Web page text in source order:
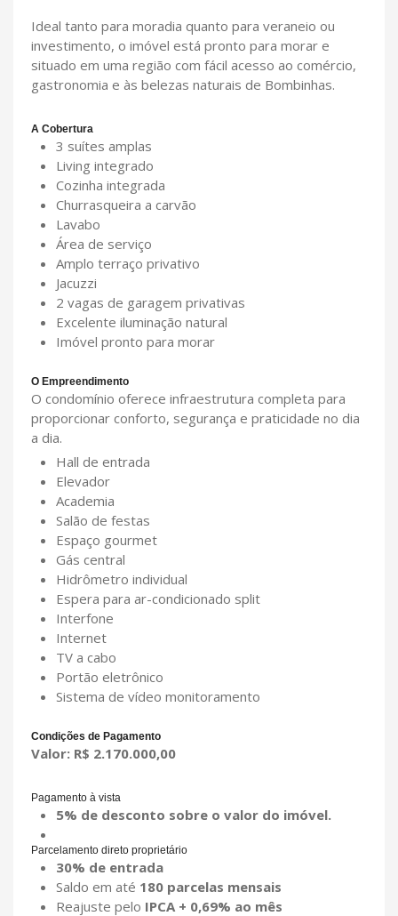
Ideal tanto para moradia quanto para veraneio ou
investimento, o imóvel está pronto para morar e
situado em uma região com fácil acesso ao comércio,
gastronomia e às belezas naturais de Bombinhas.
A Cobertura
3 suítes amplas
Living integrado
Cozinha integrada
Churrasqueira a carvão
Lavabo
Área de serviço
Amplo terraço privativo
Jacuzzi
2 vagas de garagem privativas
Excelente iluminação natural
Imóvel pronto para morar
O Empreendimento
O condomínio oferece infraestrutura completa para
proporcionar conforto, segurança e praticidade no dia
a dia.
Hall de entrada
Elevador
Academia
Salão de festas
Espaço gourmet
Gás central
Hidrômetro individual
Espera para ar-condicionado split
Interfone
Internet
TV a cabo
Portão eletrônico
Sistema de vídeo monitoramento
Condições de Pagamento
Valor: R$ 2.170.000,00
Pagamento à vista
5% de desconto sobre o valor do imóvel.
Parcelamento direto proprietário
30% de entrada
Saldo em até 180 parcelas mensais
Reajuste pelo IPCA + 0,69% ao mês